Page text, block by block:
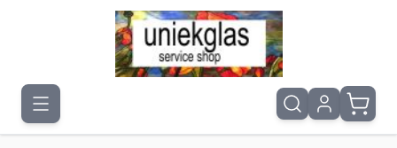
Ga naar de inhoud